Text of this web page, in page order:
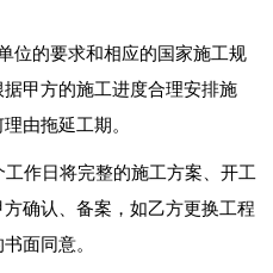
位的要求和相应的国家施工规
甲方的施工进度合理安排施
由拖延工期。
作日将完整的施工方案、开工
确认、备案，如乙方更换工程
面同意。